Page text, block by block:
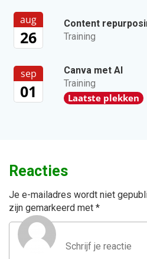
aug
26
Content
Training
sep
01
Canva met AI
Training
Laatste plekken
Reacties
Je e-mailadres wordt niet
zijn gemarkeerd met *